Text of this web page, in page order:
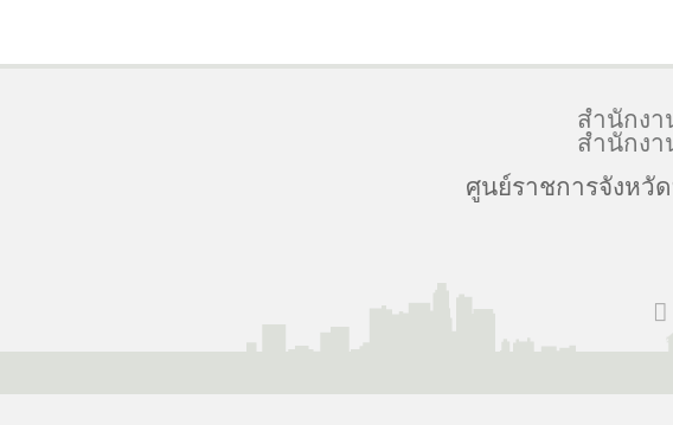
สำนักง
สำนักง
ศูนย์ราชการจังหวัด